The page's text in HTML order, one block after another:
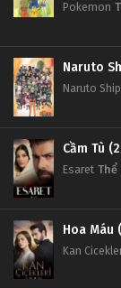
Pokemon
Naruto
Naruto
Cầm Tù
Esaret Thể
Hoa Máu
Kan